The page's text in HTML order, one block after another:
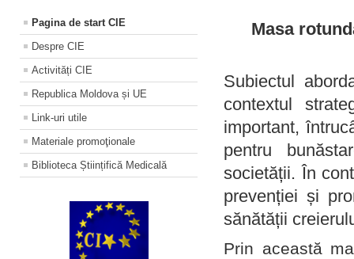
Pagina de start CIE
Despre CIE
Activități CIE
Republica Moldova și UE
Link-uri utile
Materiale promoţionale
Biblioteca Științifică Medicală
Masa
Subiectul
contextul
important,
pentru
societății. În
prevenției și
sănătății
Prin această